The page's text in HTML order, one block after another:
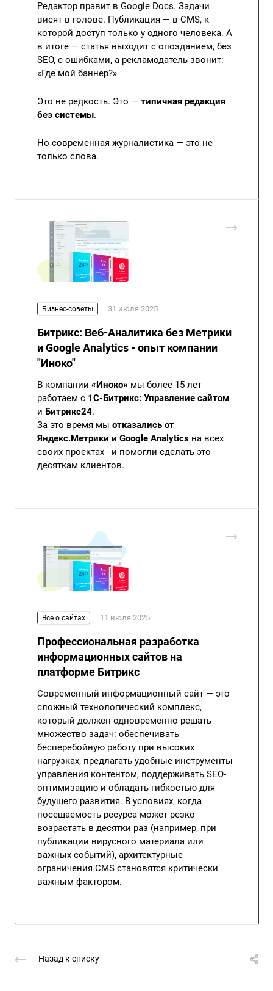
Редактор правит в Google Docs. Задачи
висят в голове. Публикация — в CMS, к
которой доступ только у одного человека. А
в итоге — статья выходит с опозданием, без
SEO, с ошибками, а рекламодатель звонит:
«Где мой баннер?»
Это не редкость. Это — типичная редакция
без системы.
Но современная журналистика — это не
только слова.
Бизнес-советы 31 июля 2025
Битрикс: Веб-Аналитика без Метрики
и Google Analytics - опыт компании
"Иноко"
В компании «Иноко» мы более 15 лет
работаем с 1С-Битрикс: Управление сайтом
и Битрикс24.
За это время мы отказались от
Яндекс.Метрики и Google Analytics на всех
своих проектах - и помогли сделать это
десяткам клиентов.
Всё о сайтах 11 июля 2025
Профессиональная разработка
информационных сайтов на
платформе Битрикс
Современный информационный сайт — это
сложный технологический комплекс,
который должен одновременно решать
множество задач: обеспечивать
бесперебойную работу при высоких
нагрузках, предлагать удобные инструменты
управления контентом, поддерживать SEO-
оптимизацию и обладать гибкостью для
будущего развития. В условиях, когда
посещаемость ресурса может резко
возрастать в десятки раз (например, при
публикации вирусного материала или
важных событий), архитектурные
ограничения CMS становятся критически
важным фактором.
Назад к списку